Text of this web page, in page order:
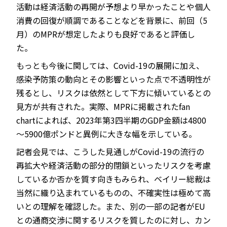
活動は経済活動の再開が予想より早かったことや個人
消費の回復が順調であることなどを背景に、前回（5
月）のMPRが想定したよりも良好であると評価し
た。
もっとも今後に関しては、Covid-19の展開に加え、
感染予防策の動向とその影響といった点で不透明性が
残るとし、リスクは依然として下方に傾いているとの
見方が共有された。実際、MPRに掲載されたfan
chartによれば、2023年第3四半期のGDP金額は4800
～5900億ポンドと異例に大きな幅を示している。
記者会見では、こうした見通しがCovid-19の流行の
再拡大や経済活動の部分的閉鎖といったリスクを考慮
しているか否かを質す向きもみられ、ベイリー総裁は
当然に織り込まれているものの、不確実性は極めて高
いとの理解を確認した。また、別の一部の記者がEU
との通商交渉に関するリスクを質したのに対し、カン